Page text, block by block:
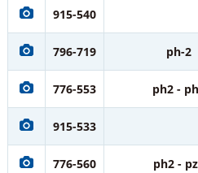
915-540
796-719 ph-2
776-553 ph2 -
915-533
776-560 ph2 -